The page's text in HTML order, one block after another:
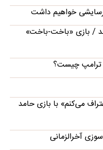
خواهیم داشت
/ بازی «باخت-باخت»
ترامپ چیست؟
می‌کنم» با بازی حامد
آخرالزمانی